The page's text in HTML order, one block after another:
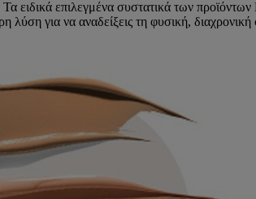
Τα ειδικά επιλεγμένα συστατικά των
για να αναδείξεις τη φυσική,